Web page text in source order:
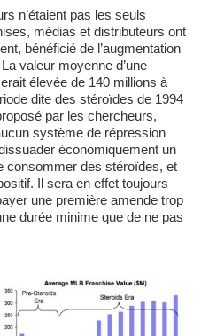
n’étaient pas les seuls
médias et distributeurs ont
bénéficié de l’augmentation
valeur moyenne d’une
élevée de 140 millions à
dite des stéroïdes de 1994
par les chercheurs,
système de répression
économiquement un
consommer des stéroïdes, et
Il sera en effet toujours
une première amende trop
durée minime que de ne pas